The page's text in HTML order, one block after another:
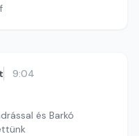
9:04
és Barkó